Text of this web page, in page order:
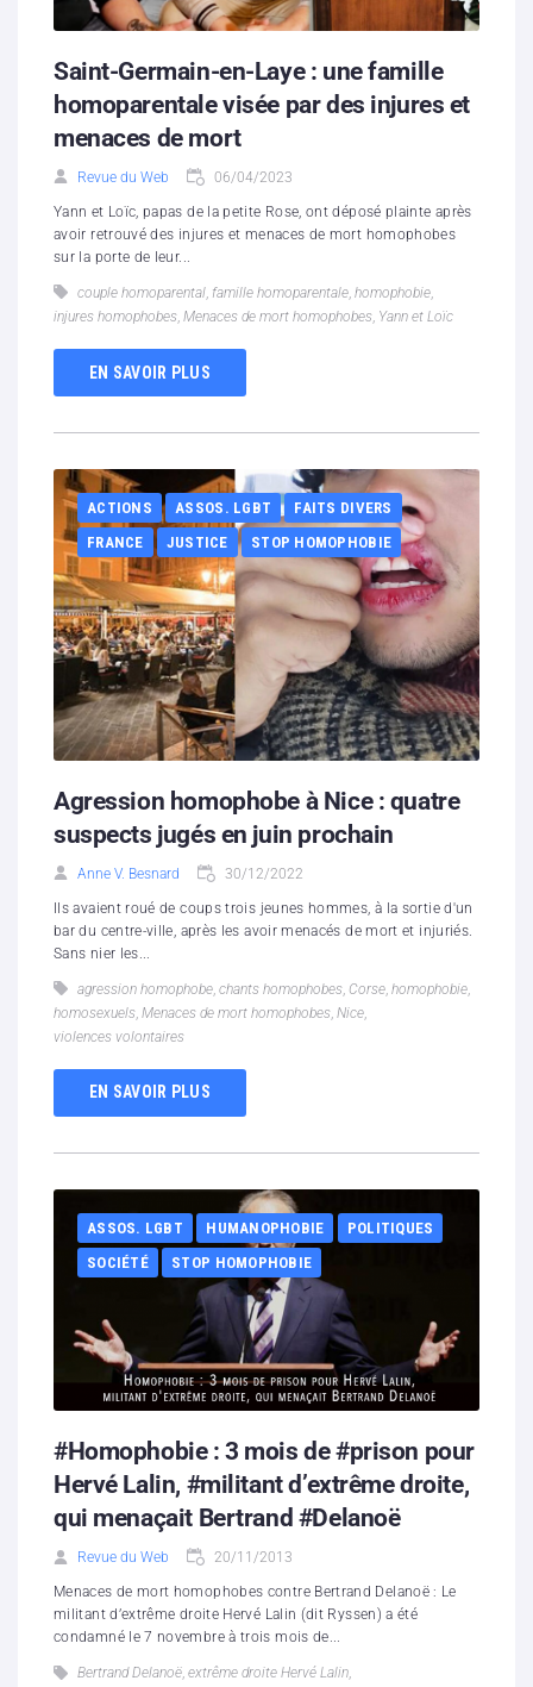
Saint-Germain-en-Laye : une famille
homoparentale visée par des injures et
menaces de mort
Revue du Web 06/04/2023
Yann et Loïc, papas de la petite Rose, ont déposé plainte après
avoir retrouvé des injures et menaces de mort homophobes
sur la porte de leur...
couple homoparental, famille homoparentale, homophobie,
injures homophobes, Menaces de mort homophobes, Yann et Loïc
EN SAVOIR PLUS
ACTIONS ASSOS. LGBT
FAITS DIVERS
FRANCE
JUSTICE STOP HOMOPHOBIE
Agression homophobe à Nice : quatre
suspects jugés en juin prochain
Anne V. Besnard 30/12/2022
Ils avaient roué de coups trois jeunes hommes, à la sortie d'un
bar du centre-ville, après les avoir menacés de mort et injuriés.
Sans nier les...
agression homophobe chants homophobes Corse homophobie
homosexuels Menaces de mort homophobes Nice
violences volontaires
EN SAVOIR PLUS
ASSOS. LGBT HUMANOPHOBIE
POLITIQUES
SOCIÉTÉ
STOP HOMOPHOBIE
#Homophobie : 3 mois de #prison pour
Hervé Lalin, #militant d’extrême droite,
qui menaçait Bertrand #Delanoë
Revue du Web 20/11/2013
Menaces de mort homophobes contre Bertrand Delanoë : Le
militant d’extrême droite Hervé Lalin (dit Ryssen) a été
condamné le 7 novembre à trois mois de...
Bertrand Delanoë, extrême droite Hervé Lalin,